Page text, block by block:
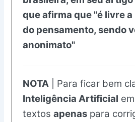
que afirma que "é livre
do pensamento, sendo
anonimato"
NOTA | Para ficar bem
Inteligência Artificial
textosapenas para